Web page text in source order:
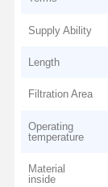
Supply Ability
Length
Filtration Area
Operating
temperature
Material
inside